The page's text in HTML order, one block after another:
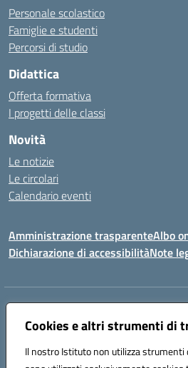
Cookies e altri strumenti di
Il nostro Istituto non utilizza strumenti
Personale scolastico
Famiglie e studenti
Percorsi di studio
Didattica
Offerta formativa
I progetti delle classi
Novità
Le notizie
Le circolari
Calendario eventi
Amministrazione trasparenteAlbo
Dichiarazione di accessibilitàNote
Indirizzo:
Centralino:0923993485 Email:
Codice fiscale: 91039050819